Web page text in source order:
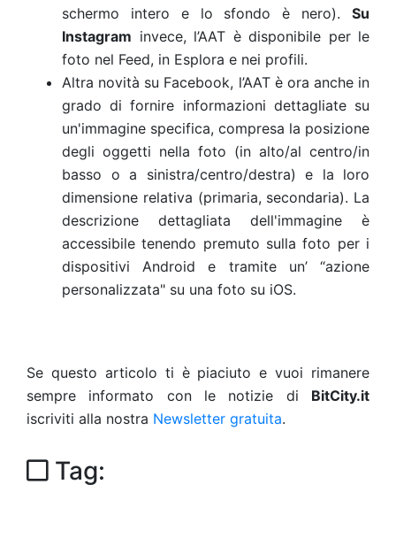
schermo intero e lo sfondo è nero). Su
Instagram invece, l’AAT è disponibile per le
foto nel Feed, in Esplora e nei profili.
Altra novità su Facebook, l’AAT è ora anche in
grado di fornire informazioni dettagliate su
un'immagine specifica, compresa la posizione
degli oggetti nella foto (in alto/al centro/in
basso o a sinistra/centro/destra) e la loro
dimensione relativa (primaria, secondaria). La
descrizione dettagliata dell'immagine è
accessibile tenendo premuto sulla foto per i
dispositivi Android e tramite un’ “azione
personalizzata" su una foto su iOS.
Se questo articolo ti è piaciuto e vuoi rimanere
sempre informato con le notizie di BitCity.it
iscriviti alla nostra Newsletter gratuita.
Tag: